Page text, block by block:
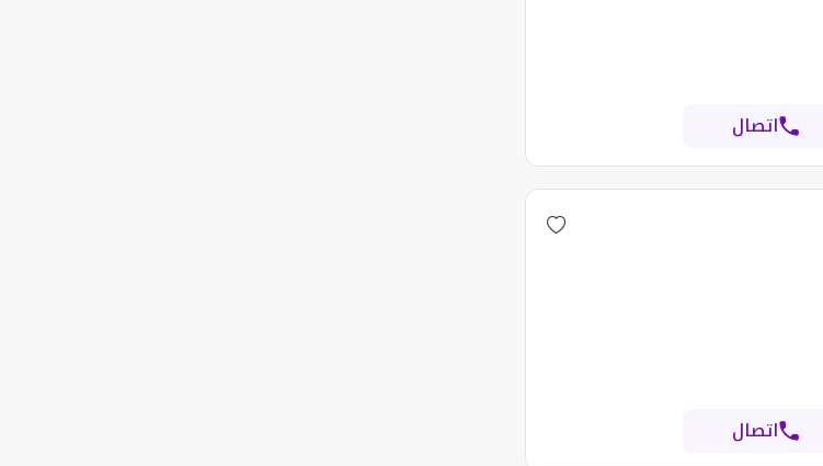
اتصال
اتصال